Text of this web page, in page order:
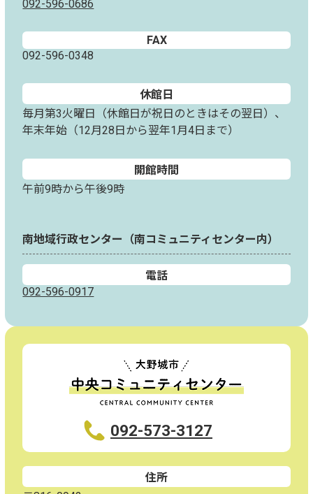
092-596-0686
FAX
092-596-0348
休館日
毎月第3火曜日（休館日が祝日のときはその翌日）、
年末年始（12月28日から翌年1月4日まで）
開館時間
午前9時から午後9時
南地域行政センター（南コミュニティセンター内）
電話
092-596-0917
092-573-3127
住所